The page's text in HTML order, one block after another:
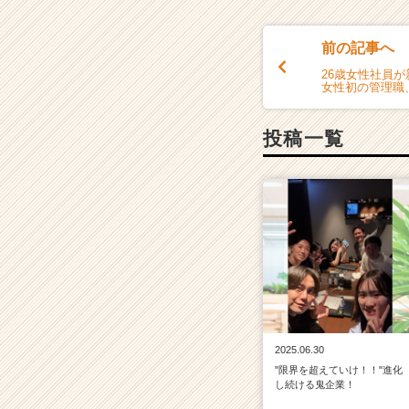
前の記事へ
26歳女性社員
女性初の管理職
投稿一覧
2025.06.30
"限界を超えていけ！！"進化
し続ける鬼企業！